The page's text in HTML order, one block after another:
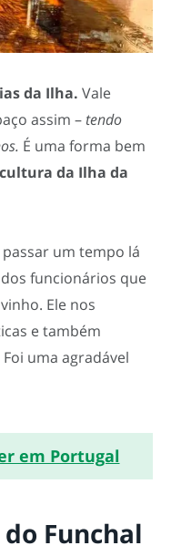
da Ilha. Vale
assim – tendo
É uma forma bem
cultura da Ilha da
um tempo lá
funcionários que
Ele nos
e também
uma agradável
em Portugal
Funchal